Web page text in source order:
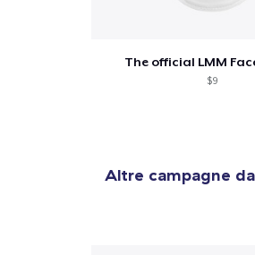
The official LMM
$9
Altre campagne da